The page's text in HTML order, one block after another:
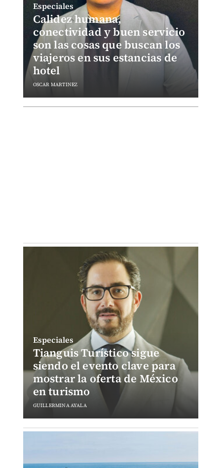
Calidez humana,
conectividad y buen servicio
son las cosas que buscan los
viajeros en sus estancias de
hotel
Especiales
OSCAR MARTINEZ
Tianguis Turístico sigue
siendo el evento clave para
mostrar la oferta de México
en turismo
Especiales
GUILLERMINA AYALA